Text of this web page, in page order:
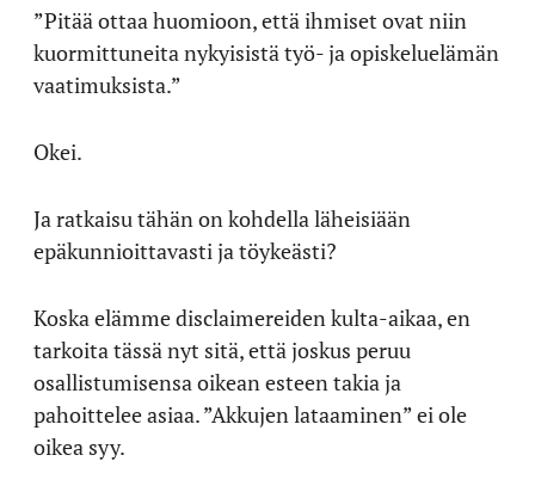
”Pitää ottaa huomioon, että ihmiset ovat niin
kuormittuneita nykyisistä työ- ja opiskeluelämän
vaatimuksista.”
Okei.
Ja ratkaisu tähän on kohdella läheisiään
epäkunnioittavasti ja töykeästi?
Koska elämme disclaimereiden kulta-aikaa, en
tarkoita tässä nyt sitä, että joskus peruu
osallistumisensa oikean esteen takia ja
pahoittelee asiaa. ”Akkujen lataaminen” ei ole
oikea syy.